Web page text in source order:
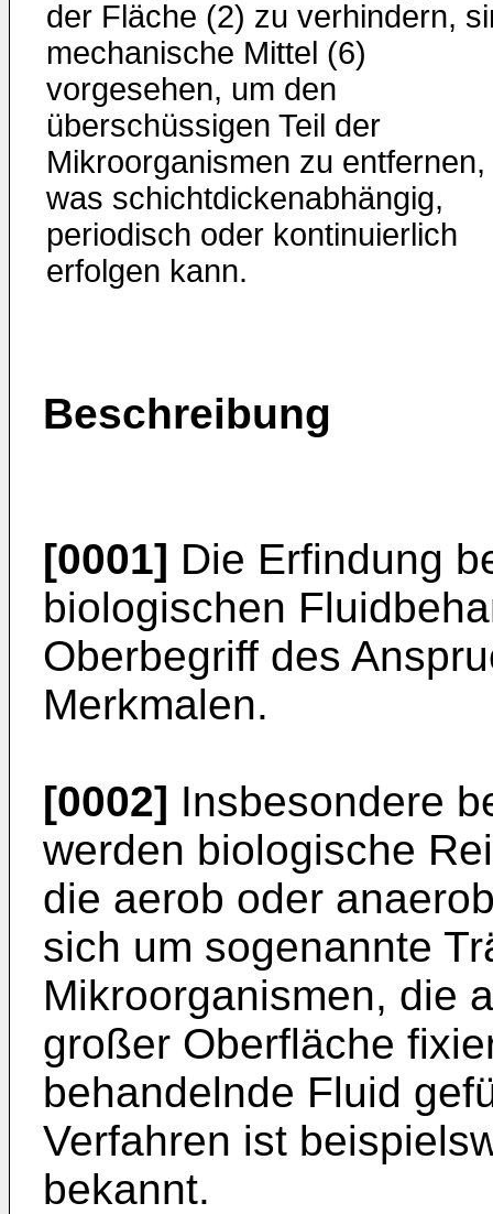
der Fläche (2) zu verhindern,
mechanische Mittel (6)
vorgesehen, um den
überschüssigen Teil der
Mikroorganismen zu entfernen,
was schichtdickenabhängig,
periodisch oder kontinuierlich
erfolgen kann.
Beschreibung
[0001] Die Erfindung
biologischen
Oberbegriff des
Merkmalen.
[0002] Insbesondere
werden biologische
die aerob oder
sich um sogenannte
Mikroorganismen, die
großer Oberfläche
behandelnde Fluid
Verfahren ist
bekannt.